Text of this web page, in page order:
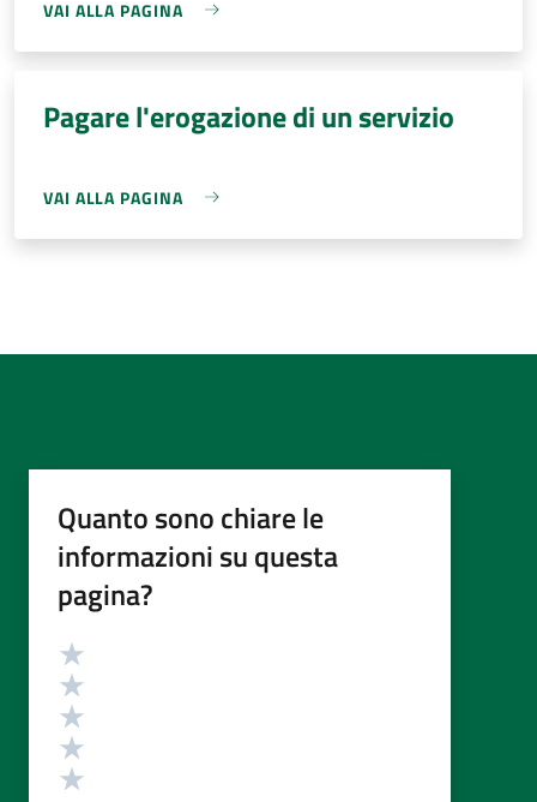
VAI ALLA PAGINA
Pagare l'erogazione di un servizio
VAI ALLA PAGINA
Quanto sono chiare le
informazioni su questa
pagina?
Valutazione